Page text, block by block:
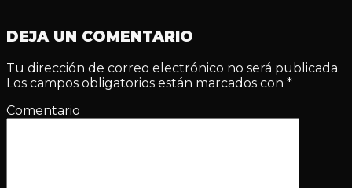
DEJA UN COMENTARIO
Tu dirección de correo electrónico no será publicada.
Los campos obligatorios están marcados con *
Comentario